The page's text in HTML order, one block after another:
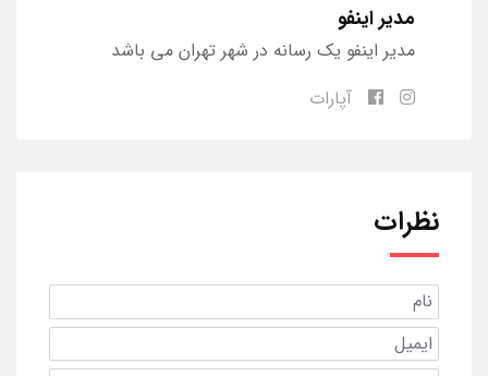
مدیر اینفو
مدیر اینفو یک رسانه در شهر تهران می باشد
آپارات
نظرات